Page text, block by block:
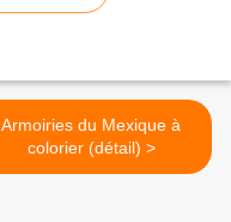
Armoiries du Mexique à
colorier (détail) >